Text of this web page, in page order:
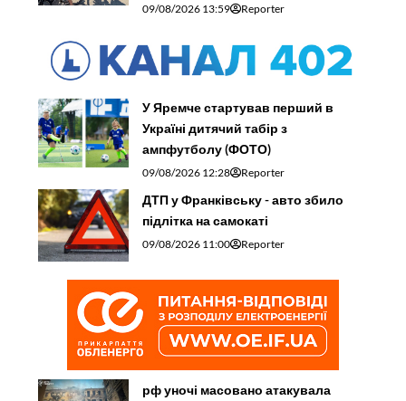
09/08/2026 13:59 Reporter
У Яремче стартував перший в
Україні дитячий табір з
ампфутболу (ФОТО)
09/08/2026 12:28 Reporter
ДТП у Франківську - авто збило
підлітка на самокаті
09/08/2026 11:00 Reporter
рф уночі масовано атакувала